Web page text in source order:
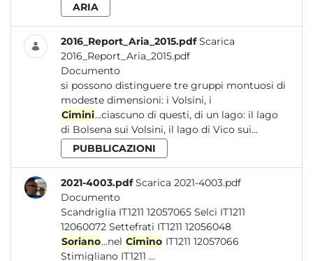
ARIA
2016_Report_Aria_2015.pdf Scarica
2016_Report_Aria_2015.pdf
Documento
si possono distinguere tre gruppi montuosi di
modeste dimensioni: i Volsini, i
Cimini...ciascuno di questi, di un lago: il lago
di Bolsena sui Volsini, il lago di Vico sui...
PUBBLICAZIONI
2021-4003.pdf Scarica 2021-4003.pdf
Documento
Scandriglia IT1211 12057065 Selci IT1211
12060072 Settefrati IT1211 12056048
Soriano...nel Cimino
Stimigliano IT1211 ...